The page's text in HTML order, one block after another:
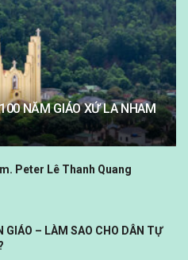
NĂM GIÁO XỨ LA NHAM
Peter Lê Thanh Quang
GIÁO – LÀM SAO CHO DÂN TỰ